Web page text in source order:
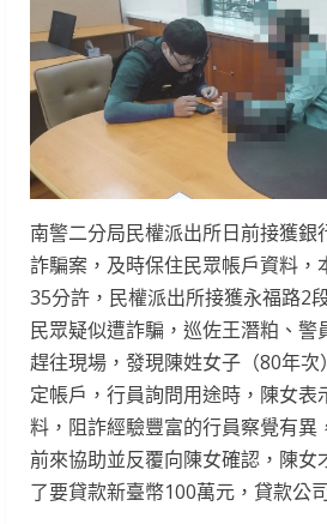
南警二分局民權派出所日前接獲銀
詐騙案，及時保住民眾帳戶資料，
35分許，民權派出所接獲永福路2
民眾疑似遭詐騙，巡佐王潛粕、警
趕往現場，發現陳姓女子（80年
定帳戶，行員詢問用途時，陳女表
料，阻詐經驗豐富的行員察覺有異
前來協助並反覆向陳女確認，陳女
了要貸款新臺幣100萬元，貸款公